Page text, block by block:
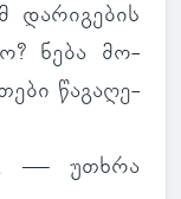
და­რი­გე­ბის
ნება მო­
წა­გა­ღე­
— უთხრა